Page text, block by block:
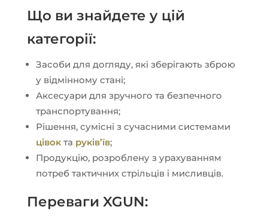
Що ви знайдете у цій
категорії:
Засоби для догляду, які зберігають зброю
у відмінному стані;
Аксесуари для зручного та безпечного
транспортування;
Рішення, сумісні з сучасними системами
цівокта руків’їв;
Продукцію, розроблену з урахуванням
потреб тактичних стрільців і мисливців.
Переваги XGUN: